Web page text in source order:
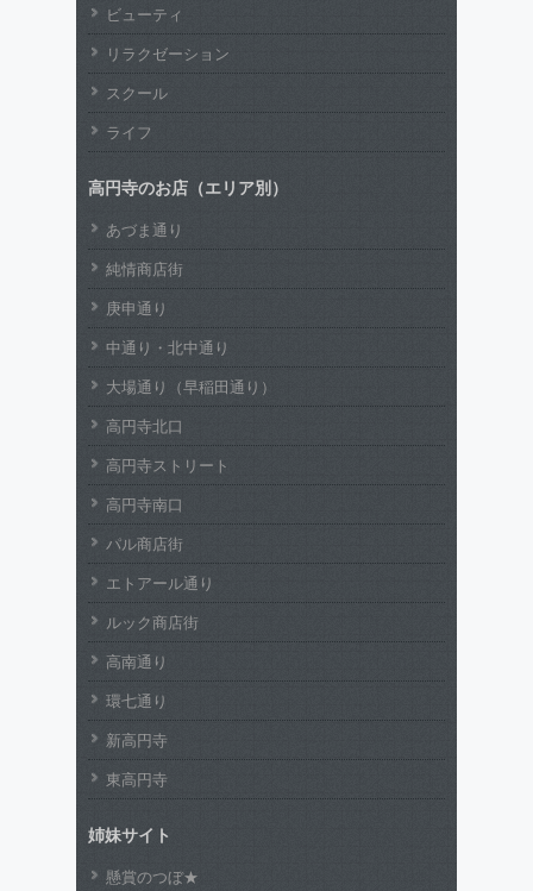
ビューティ
リラクゼーション
スクール
ライフ
高円寺のお店（エリア別）
あづま通り
純情商店街
庚申通り
中通り・北中通り
大場通り（早稲田通り）
高円寺北口
高円寺ストリート
高円寺南口
パル商店街
エトアール通り
ルック商店街
高南通り
環七通り
新高円寺
東高円寺
姉妹サイト
懸賞のつぼ★